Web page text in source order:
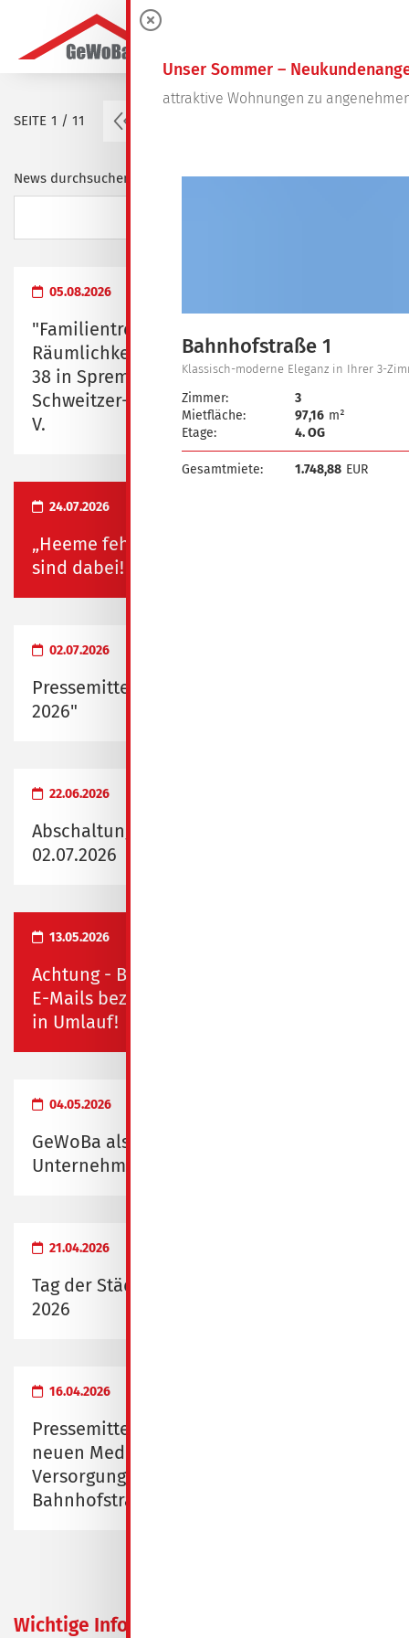
SEITE 1 / 11
News durchsuchen ...
05.08.2026
"Familientreff" - Übergabe der
Räumlichkeiten in der Dresdener Straße
38 in Spremberg an das Albert-
Schweitzer-Familienwerk Brandenburg e.
V.
24.07.2026
„Heeme fehlste“ und „Heimatfest“ – wir
sind dabei!
02.07.2026
Pressemitteilung zum "Probewohnen
2026"
22.06.2026
Abschaltung Fernwärme vom 29.06.2026 -
02.07.2026
13.05.2026
Achtung - Betrug in Spremberg! Falsche
E-Mails bezüglich Rauchmelderkontrolle
in Umlauf!
04.05.2026
GeWoBa als "Familienfreundliches
Unternehmen" ausgezeichnet
21.04.2026
Tag der Städtebauförderung am 9. Mai
2026
16.04.2026
Pressemitteilung zur Eröffnung des
neuen Medizinischen
Versorgungszentrums Spremberg,
Bahnhofstraße 1/2
Wichtige Information zur
Unser Sommer –
attraktive Wohnungen zu
Bahnhofstraße 1
Klassisch-moderne Eleganz in Ihrer 3-
Zimmer:
3
Mietfläche:
97,16 m²
Etage:
4. OG
Gesamtmiete: 1.748,88 EUR